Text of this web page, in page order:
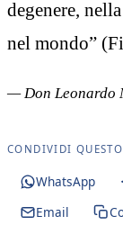
degenere,
nel mondo”
— Don Leonardo
CONDIVIDI
WhatsApp
Email